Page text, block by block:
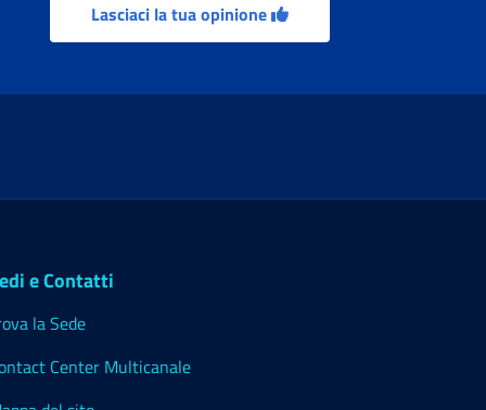
Lasciaci la tua opinione
e Contatti
la Sede
Center Multicanale